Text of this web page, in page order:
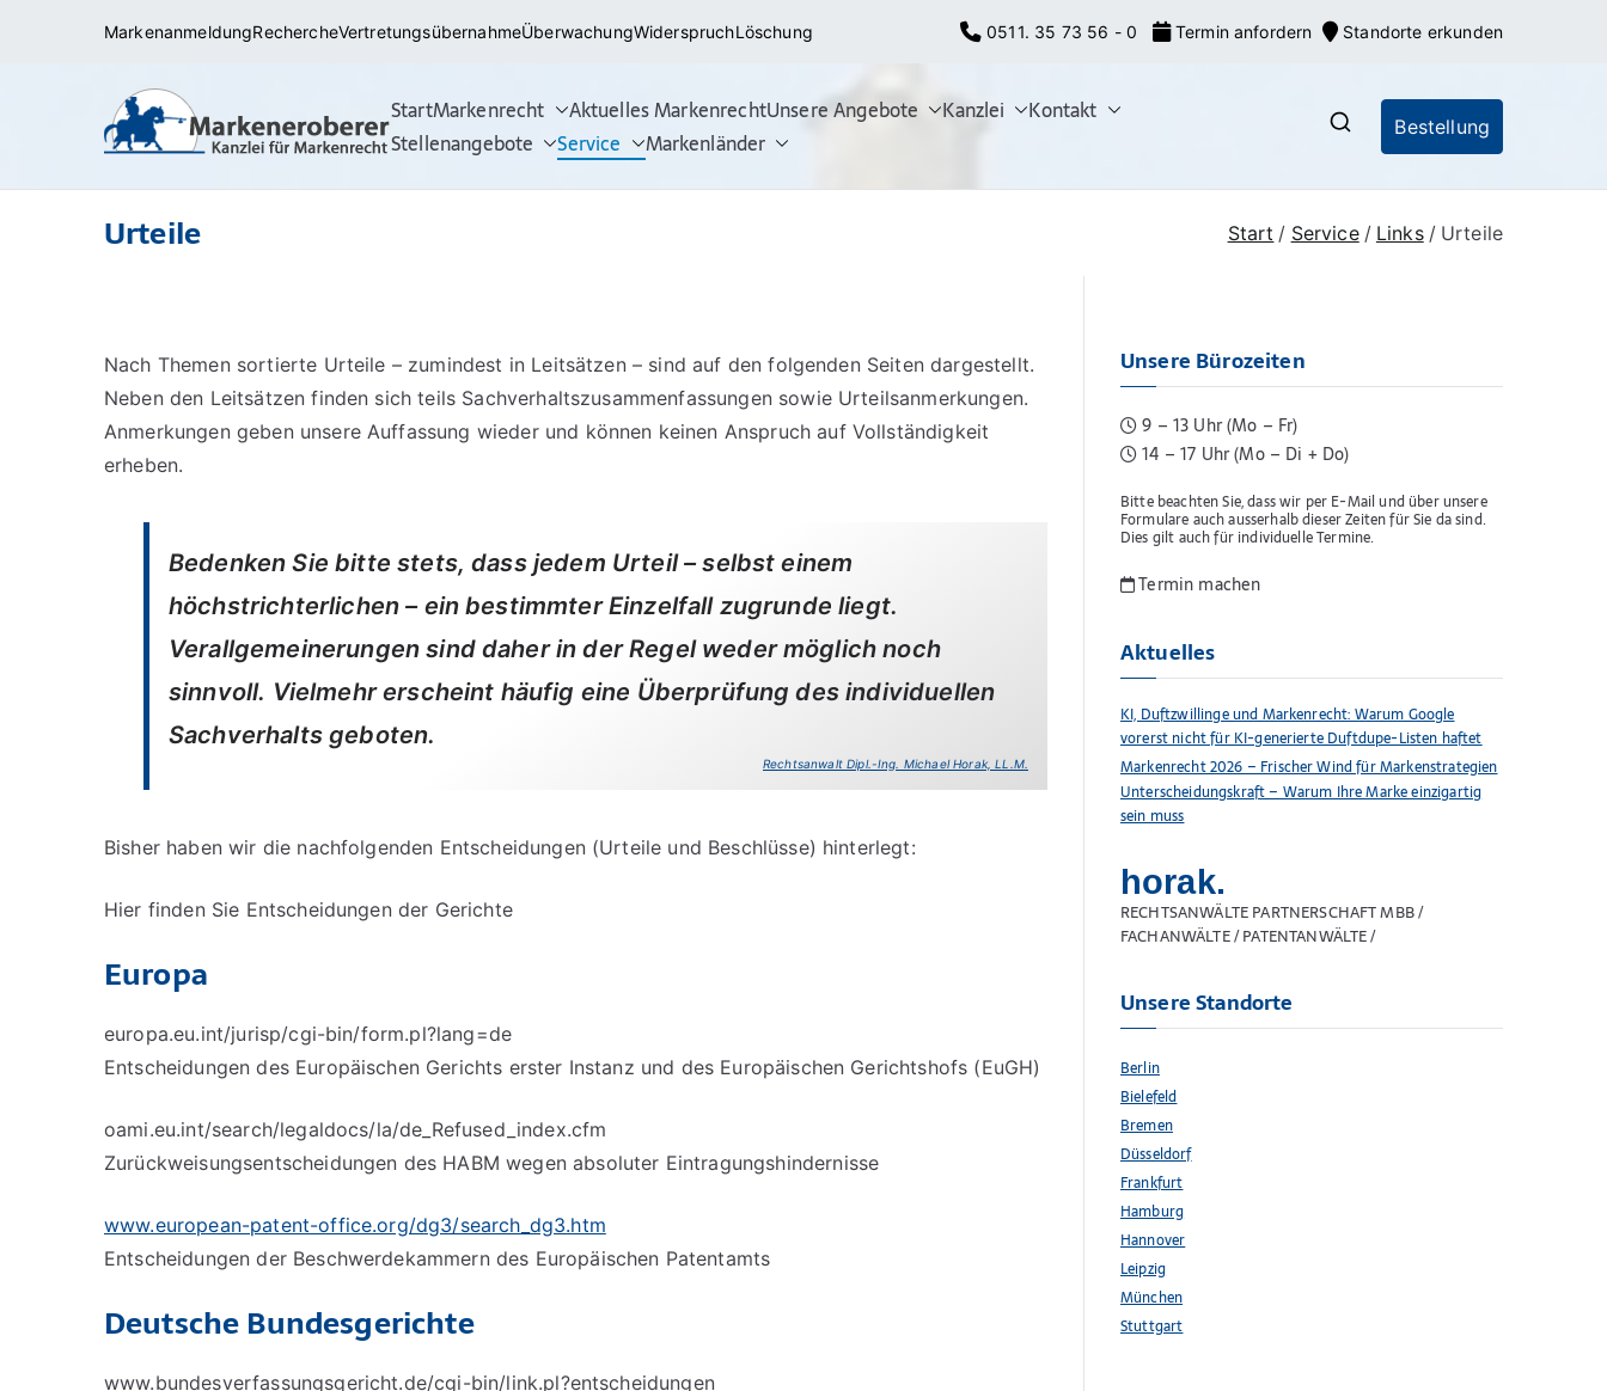
MarkenanmeldungRechercheVertretungsübernahmeÜberwachungWiderspruchLöschung 0511. 35 73 56 - 0 Termin anfordern Standorte erkunden
Markenanmeldung, Markenschutz, Markenrecht: Markeneroberer
Rechtsanwälte/ Patentanwälte für Markenrecht, deutschen Markenschutz, Unionsmarken (EU-Marken) und IR-Marken
(internationale Marken), Markenverletzung, Widerspruchsverfahren, Löschungsverfahren, Markenrecherchen
StartMarkenrecht Aktuelles MarkenrechtUnsere Angebote Kanzlei
Kontakt
Stellenangebote
Service Markenländer
Bestellung
Urteile Start Service Links Urteile
Nach Themen sortierte Urteile – zumindest in Leitsätzen – sind auf den folgenden Seiten dargestellt.
Neben den Leitsätzen finden sich teils Sachverhaltszusammenfassungen sowie Urteilsanmerkungen.
Anmerkungen geben unsere Auffassung wieder und können keinen Anspruch auf Vollständigkeit
erheben.
Bedenken Sie bitte stets, dass jedem Urteil – selbst einem
höchstrichterlichen – ein bestimmter Einzelfall zugrunde liegt.
Verallgemeinerungen sind daher in der Regel weder möglich noch
sinnvoll. Vielmehr erscheint häufig eine Überprüfung des individuellen
Sachverhalts geboten.
Rechtsanwalt Dipl.-Ing. Michael Horak, LL.M.
Bisher haben wir die nachfolgenden Entscheidungen (Urteile und Beschlüsse) hinterlegt:
Hier finden Sie Entscheidungen der Gerichte
Europa
europa.eu.int/jurisp/cgi-bin/form.pl?lang=de
Entscheidungen des Europäischen Gerichts erster Instanz und des Europäischen Gerichtshofs (EuGH)
oami.eu.int/search/legaldocs/la/de_Refused_index.cfm
Zurückweisungsentscheidungen des HABM wegen absoluter Eintragungshindernisse
www.european-patent-office.org/dg3/search_dg3.htm
Entscheidungen der Beschwerdekammern des Europäischen Patentamts
Deutsche Bundesgerichte
www.bundesverfassungsgericht.de/cgi-bin/link.pl?entscheidungen
Unsere Bürozeiten
9 – 13 Uhr (Mo – Fr)
14 – 17 Uhr (Mo – Di + Do)
Bitte beachten Sie, dass wir per E-Mail und über unsere
Formulare auch ausserhalb dieser Zeiten für Sie da sind.
Dies gilt auch für individuelle Termine.
Termin machen
Aktuelles
KI, Duftzwillinge und Markenrecht: Warum Google
vorerst nicht für KI-generierte Duftdupe-Listen haftet
Markenrecht 2026 – Frischer Wind für Markenstrategien
Unterscheidungskraft – Warum Ihre Marke einzigartig
sein muss
horak.
RECHTSANWÄLTE PARTNERSCHAFT MBB /
FACHANWÄLTE / PATENTANWÄLTE /
Unsere Standorte
Berlin
Bielefeld
Bremen
Düsseldorf
Frankfurt
Hamburg
Hannover
Leipzig
München
Stuttgart